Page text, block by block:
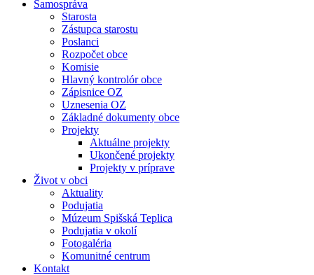
Samospráva
Starosta
Zástupca starostu
Poslanci
Rozpočet obce
Komisie
Hlavný kontrolór obce
Zápisnice OZ
Uznesenia OZ
Základné dokumenty obce
Projekty
Aktuálne projekty
Ukončené projekty
Projekty v príprave
Život v obci
Aktuality
Podujatia
Múzeum Spišská Teplica
Podujatia v okolí
Fotogaléria
Komunitné centrum
Kontakt